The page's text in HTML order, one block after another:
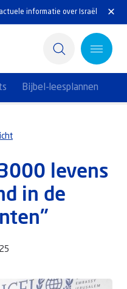
informatie over Israël
Bijbel-leesplannen
levens
in de